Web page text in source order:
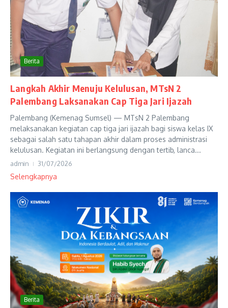
Berita
Langkah Akhir Menuju Kelulusan, MTsN 2
Palembang Laksanakan Cap Tiga Jari Ijazah
Palembang (Kemenag Sumsel) — MTsN 2 Palembang
melaksanakan kegiatan cap tiga jari ijazah bagi siswa kelas IX
sebagai salah satu tahapan akhir dalam proses administrasi
kelulusan. Kegiatan ini berlangsung dengan tertib, lanca...
admin 31/07/2026
Selengkapnya
Berita